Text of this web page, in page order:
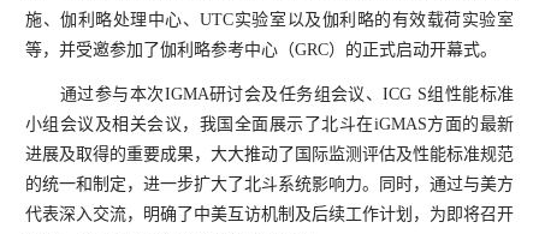
施、伽利略处理中心、UTC实验室以及伽利略的有效载荷实验室
等，并受邀参加了伽利略参考中心（GRC）的正式启动开幕式。
通过参与本次IGMA研讨会及任务组会议、ICG S组性能标准
小组会议及相关会议，我国全面展示了北斗在iGMAS方面的最新
进展及取得的重要成果，大大推动了国际监测评估及性能标准规范
的统一和制定，进一步扩大了北斗系统影响力。同时，通过与美方
代表深入交流，明确了中美互访机制及后续工作计划，为即将召开